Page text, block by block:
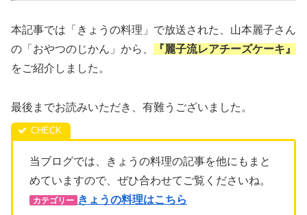
本記事では「きょうの料理」で放送された、山本麗子さん
の「おやつのじかん」から、
『麗子流レアチーズケーキ 』
をご紹介しました。
最後までお読みいただき、有難うございました。
当ブログでは、きょうの料理の記事を他にもまと
めていますので、ぜひ合わせてご覧くださいね。
カテゴリー きょうの料理はこちら